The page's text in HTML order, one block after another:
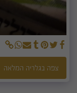
צפה בגלריה המלאה